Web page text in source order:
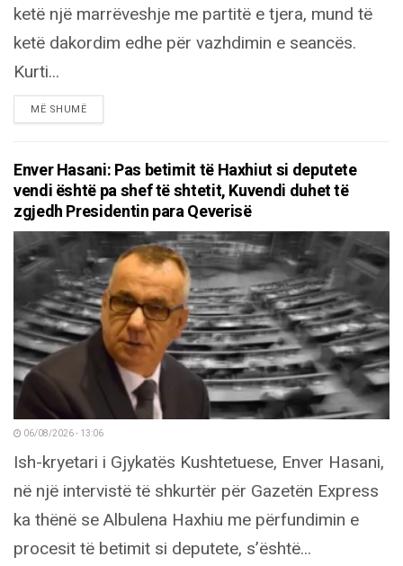
ketë një marrëveshje me partitë e tjera, mund të
ketë dakordim edhe për vazhdimin e seancës.
Kurti...
MË SHUMËDETAILS
Enver Hasani: Pas betimit të Haxhiut si deputete
vendi është pa shef të shtetit, Kuvendi duhet të
zgjedh Presidentin para Qeverisë
06/08/2026 - 13:06
Ish-kryetari i Gjykatës Kushtetuese, Enver Hasani,
në një intervistë të shkurtër për Gazetën Express
ka thënë se Albulena Haxhiu me përfundimin e
procesit të betimit si deputete, s’është...